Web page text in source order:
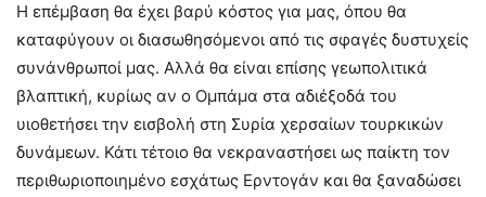
Η επέμβαση θα έχει βαρύ κόστος για μας, όπου θα
καταφύγουν οι διασωθησόμενοι από τις σφαγές δυστυχείς
συνάνθρωποί μας. Αλλά θα είναι επίσης γεωπολιτικά
βλαπτική, κυρίως αν ο Ομπάμα στα αδιέξοδά του
υιοθετήσει την εισβολή στη Συρία χερσαίων τουρκικών
δυνάμεων. Κάτι τέτοιο θα νεκραναστήσει ως παίκτη τον
περιθωριοποιημένο εσχάτως Ερντογάν και θα ξαναδώσει